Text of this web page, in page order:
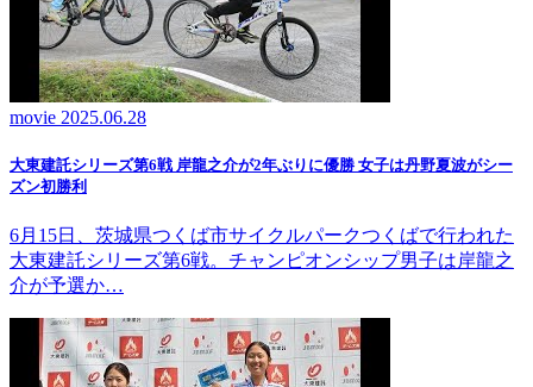
movie 2025.06.28
大東建託シリーズ第6戦 岸龍之介が2年ぶりに優勝 女子は丹野夏波がシー
ズン初勝利
6月15日、茨城県つくば市サイクルパークつくばで行われた
大東建託シリーズ第6戦。チャンピオンシップ男子は岸龍之
介が予選か…